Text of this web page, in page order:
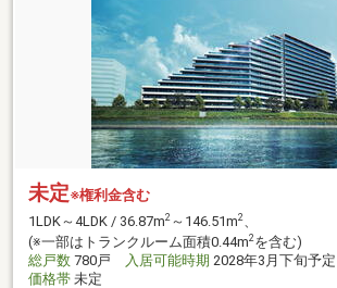
未定※権利金含む
1LDK～4LDK / 36.87m2 ～146.51m2、
(※一部はトランクルーム面積0.44m2 を含む)
総戸数 780戸 入居可能時期 2028年3月下旬予定
価格帯 未定